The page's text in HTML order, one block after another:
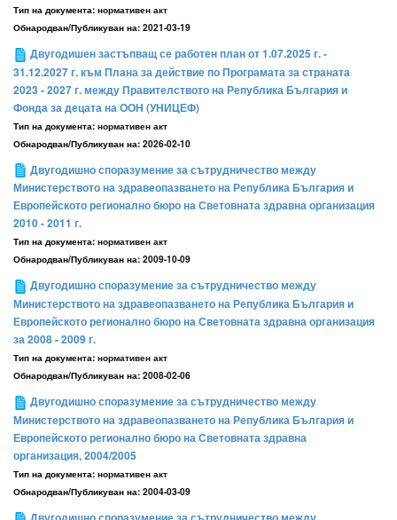
Тип на документа: нормативен акт
Обнародван/Публикуван на: 2021-03-19
Двугодишен застъпващ се работен план от 1.07.2025 г. -
31.12.2027 г. към Плана за действие по Програмата за страната
2023 - 2027 г. между Правителството на Република България и
Фонда за децата на ООН (УНИЦЕФ)
Тип на документа: нормативен акт
Обнародван/Публикуван на: 2026-02-10
Двугодишно споразумение за сътрудничество между
Министерството на здравеопазването на Република България и
Европейското регионално бюро на Световната здравна организация
2010 - 2011 г.
Тип на документа: нормативен акт
Обнародван/Публикуван на: 2009-10-09
Двугодишно споразумение за сътрудничество между
Министерството на здравеопазването на Република България и
Европейското регионално бюро на Световната здравна организация
за 2008 - 2009 г.
Тип на документа: нормативен акт
Обнародван/Публикуван на: 2008-02-06
Двугодишно споразумение за сътрудничество между
Министерството на здравеопазването на Република България и
Европейското регионално бюро на Световната здравна
организация, 2004/2005
Тип на документа: нормативен акт
Обнародван/Публикуван на: 2004-03-09